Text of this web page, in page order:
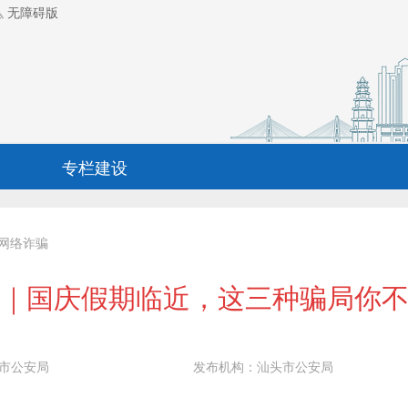
无障碍版
专栏建设
络诈骗
国庆假期临近，这三种骗局你
公安局 发布机构：汕头市公安局